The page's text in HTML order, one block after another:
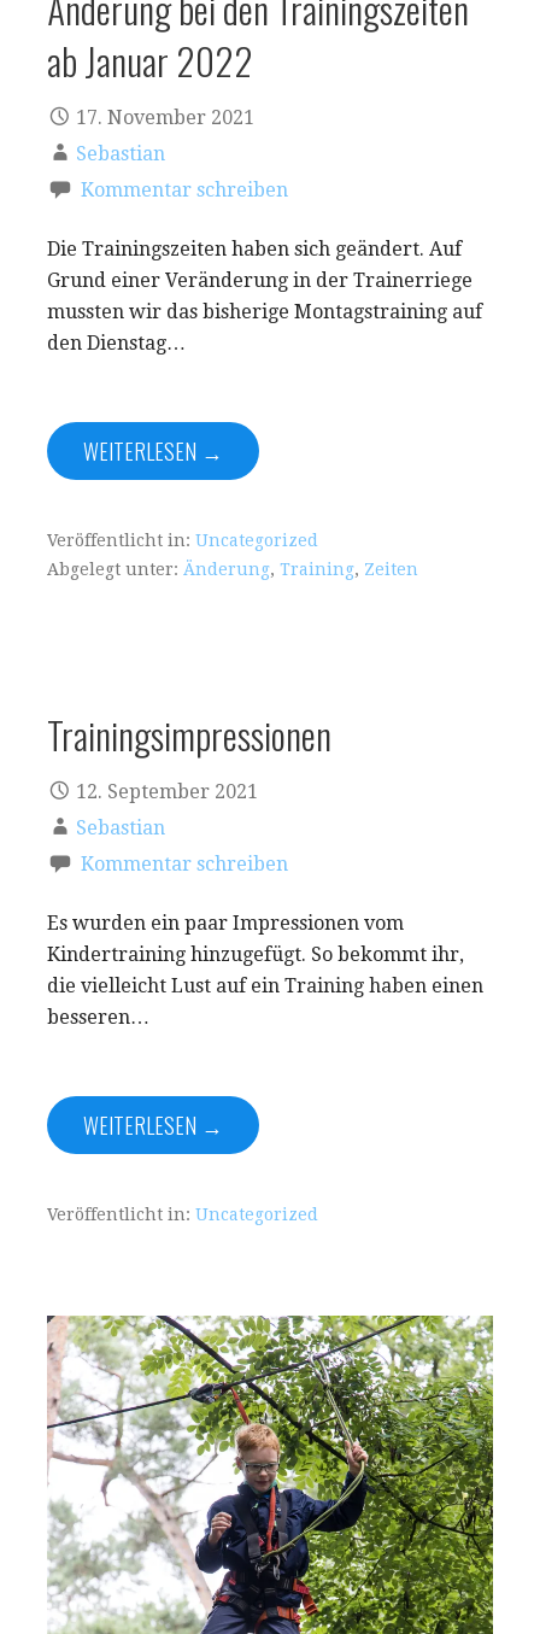
ab Januar 2022
17. November 2021
Sebastian
Kommentar schreiben
Die Trainingszeiten haben sich geändert. Auf
Grund einer Veränderung in der Trainerriege
mussten wir das bisherige Montagstraining auf
den Dienstag…
WEITERLESEN →
Veröffentlicht in: Uncategorized
Abgelegt unter: Änderung, Training, Zeiten
Trainingsimpressionen
12. September 2021
Sebastian
Kommentar schreiben
Es wurden ein paar Impressionen vom
Kindertraining hinzugefügt. So bekommt ihr,
die vielleicht Lust auf ein Training haben einen
besseren…
WEITERLESEN →
Veröffentlicht in: Uncategorized